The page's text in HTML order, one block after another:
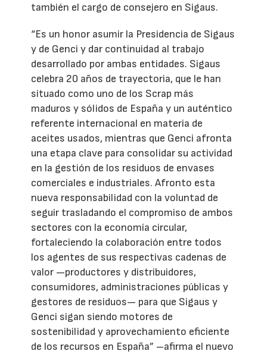
también el cargo de consejero en Sigaus.
“Es un honor asumir la Presidencia de Sigaus
y de Genci y dar continuidad al trabajo
desarrollado por ambas entidades. Sigaus
celebra 20 años de trayectoria, que le han
situado como uno de los Scrap más
maduros y sólidos de España y un auténtico
referente internacional en materia de
aceites usados, mientras que Genci afronta
una etapa clave para consolidar su actividad
en la gestión de los residuos de envases
comerciales e industriales. Afronto esta
nueva responsabilidad con la voluntad de
seguir trasladando el compromiso de ambos
sectores con la economía circular,
fortaleciendo la colaboración entre todos
los agentes de sus respectivas cadenas de
valor —productores y distribuidores,
consumidores, administraciones públicas y
gestores de residuos— para que Sigaus y
Genci sigan siendo motores de
sostenibilidad y aprovechamiento eficiente
de los recursos en España” –afirma el nuevo